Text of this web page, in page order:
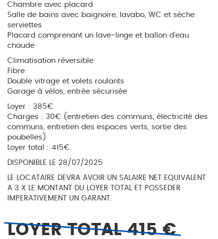
Chambre avec placard
Salle de bains avec baignoire, lavabo, WC et sèche
serviettes
Placard comprenant un lave-linge et ballon d'eau
chaude
Climatisation réversible
Fibre
Double vitrage et volets roulants
Garage à vélos, entrée sécurisée
Loyer : 385€
Charges : 30€ (entretien des communs, électricité des
communs, entretien des espaces verts, sortie des
poubelles)
Loyer total : 415€
DISPONIBLE LE 28/07/2025
LE LOCATAIRE DEVRA AVOIR UN SALAIRE NET EQUIVALENT
A 3 X LE MONTANT DU LOYER TOTAL ET POSSEDER
IMPERATIVEMENT UN GARANT.
LOYER TOTAL 415 €